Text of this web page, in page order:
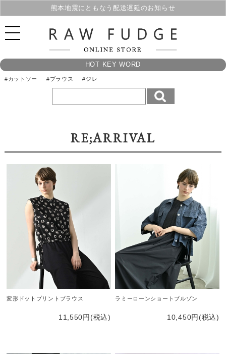
熊本地震にともなう配送遅延のお知らせ
HOT KEY WORD
#カットソー #ブラウス #ジレ
RE;ARRIVAL
変形ドットプリントブラウス
11,550円(税込)
ラミーローンショートブルゾン
10,450円(税込)